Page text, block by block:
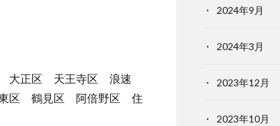
正区 天王寺区 浪速
区 鶴見区 阿倍野区 住
2024年9月
2024年3月
2023年12月
2023年10月